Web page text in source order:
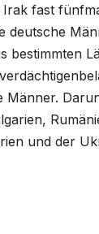
Irak fast
deutsche
bestimmten
Männer.
und der